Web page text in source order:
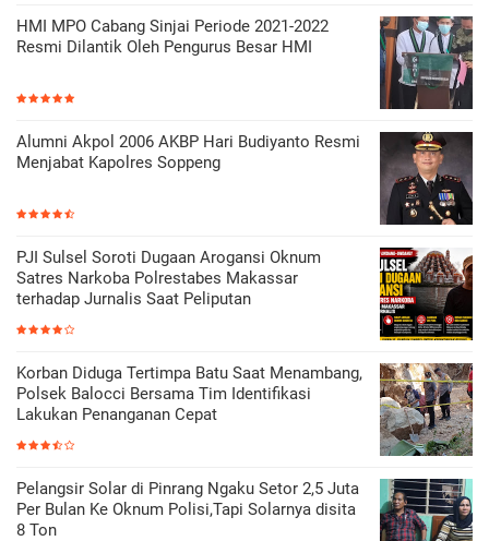
HMI MPO Cabang Sinjai Periode 2021-2022
Resmi Dilantik Oleh Pengurus Besar HMI
Alumni Akpol 2006 AKBP Hari Budiyanto Resmi
Menjabat Kapolres Soppeng
PJI Sulsel Soroti Dugaan Arogansi Oknum
Satres Narkoba Polrestabes Makassar
terhadap Jurnalis Saat Peliputan
Korban Diduga Tertimpa Batu Saat Menambang,
Polsek Balocci Bersama Tim Identifikasi
Lakukan Penanganan Cepat
Pelangsir Solar di Pinrang Ngaku Setor 2,5 Juta
Per Bulan Ke Oknum Polisi,Tapi Solarnya disita
8 Ton